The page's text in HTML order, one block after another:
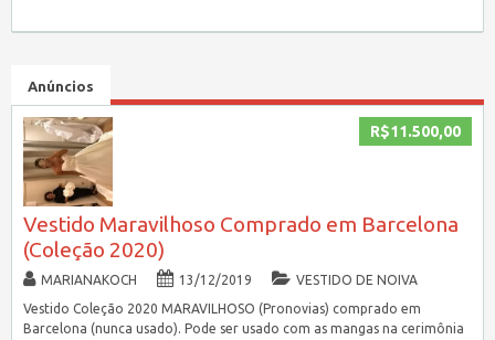
Anúncios
R$11.500,00
Vestido Maravilhoso Comprado em Barcelona
(Coleção 2020)
MARIANAKOCH 13/12/2019
VESTIDO DE NOIVA
Vestido Coleção 2020 MARAVILHOSO (Pronovias) comprado em
Barcelona (nunca usado). Pode ser usado com as mangas na cerimônia